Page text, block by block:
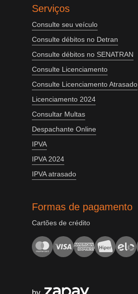
Serviços
Consulte seu veículo
Consulte débitos no Detran
Consulte débitos no SENATRAN
Consulte Licenciamento
Consulte Licenciamento Atrasado
Licenciamento 2024
Consultar Multas
Despachante Online
IPVA
IPVA 2024
IPVA atrasado
Formas de pagamento
Cartões de crédito